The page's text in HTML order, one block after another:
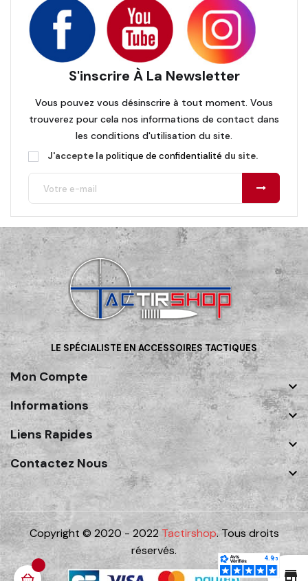
S'inscrire À La Newsletter
Vous pouvez vous désinscrire à tout moment. Vous
trouverez pour cela nos informations de contact dans
les conditions d'utilisation du site.
J'accepte la politique de confidentialité du site.
LE SPÉCIALISTE EN ACCESSOIRES TACTIQUES
Mon Compte

Informations

Liens Rapides

Contactez Nous

Copyright © 2020 - 2022Tactirshop. Tous droits
réservés.